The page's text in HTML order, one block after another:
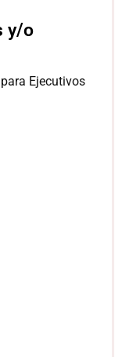
Ejecutivos
y/o